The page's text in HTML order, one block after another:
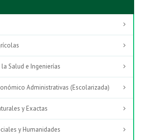
Salud e Ingenierías
Administrativas (Escolarizada)
y Exactas
y Humanidades